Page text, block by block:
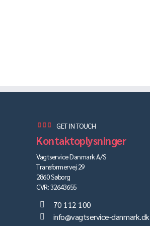
GET IN TOUCH
Kontaktoplysninger
Vagtservice Danmark A/S
Transformervej 29
2860 Søborg
CVR: 32643655
70 112 100
info@vagtservice-danmark.dk